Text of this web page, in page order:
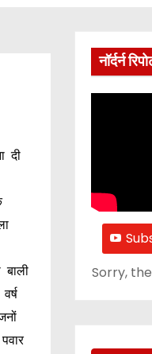
दी
नॉर्दर्न
Sorry,